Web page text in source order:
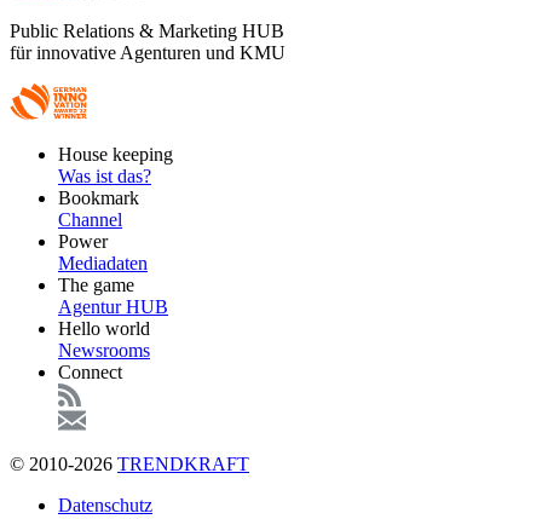
Public Relations & Marketing HUB
für innovative Agenturen und KMU
FooterHouse keeping
Was ist das?
Bookmark
Channel
Power
Mediadaten
The game
Agentur HUB
Hello world
Newsrooms
Connect
© 2010-2026 TRENDKRAFT
FußzeileDatenschutz